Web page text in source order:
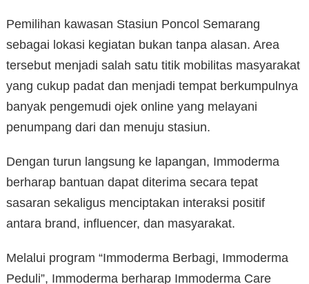
Pemilihan kawasan Stasiun Poncol Semarang
sebagai lokasi kegiatan bukan tanpa alasan. Area
tersebut menjadi salah satu titik mobilitas masyarakat
yang cukup padat dan menjadi tempat berkumpulnya
banyak pengemudi ojek online yang melayani
penumpang dari dan menuju stasiun.
Dengan turun langsung ke lapangan, Immoderma
berharap bantuan dapat diterima secara tepat
sasaran sekaligus menciptakan interaksi positif
antara brand, influencer, dan masyarakat.
Melalui program “Immoderma Berbagi, Immoderma
Peduli”, Immoderma berharap Immoderma Care